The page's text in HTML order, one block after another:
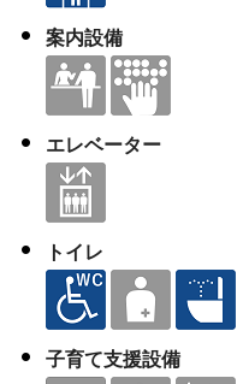
案内設備
エレベーター
トイレ
子育て支援設備